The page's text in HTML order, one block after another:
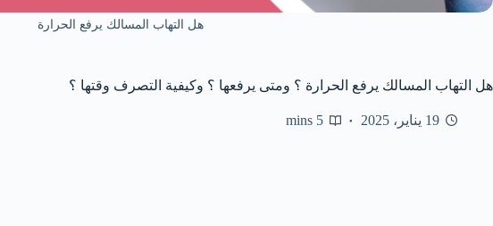
هل التهاب المسالك يرفع الحرارة
هل التهاب المسالك يرفع الحرارة ؟ ومتى يرفعها ؟ وكيفية التصرف وقتها ؟
19 يناير، 2025 5 mins